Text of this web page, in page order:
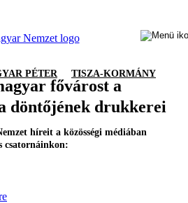
PÉTER TISZA-KORMÁNY
fővárost a
döntőjének drukkerei
híreit a közösségi médiában
csatornáinkon: